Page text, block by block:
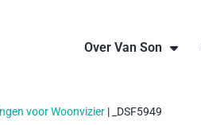
Over Van Son
voor Woonvizier | _DSF5949